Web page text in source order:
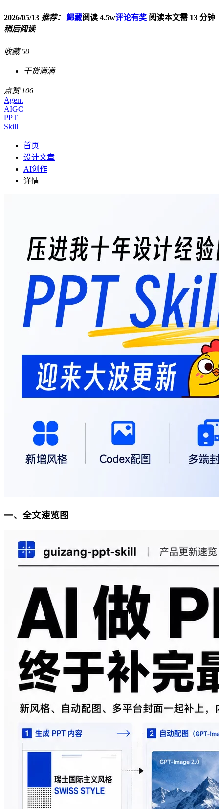
2026/05/13 推荐： 歸藏阅读 4.5w评论有奖 阅读本文需 13 分钟
稍后阅读
收藏 50
收藏学习
点赞 106
Agent
AIGC
PPT
Skill
首页
设计文章
AI创作
详情
一、全文速览图